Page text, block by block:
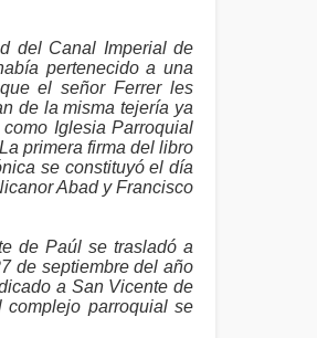
del Canal Imperial de
pertenecido a una
el señor Ferrer les
de la misma tejería ya
Iglesia Parroquial
primera firma del libro
se constituyó el día
Abad y Francisco
de Paúl se trasladó a
de septiembre del año
a San Vicente de
complejo parroquial se